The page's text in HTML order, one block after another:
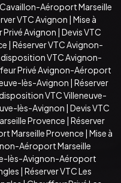
Aéroport Marseille
VTC Avignon | Mise à
Avignon | Devis VTC
| Réserver VTC Avignon-
disposition VTC Avignon-
Privé Avignon-Aéroport
lès-Avignon | Réserver
VTC Villeneuve-
lès-Avignon | Devis VTC
Provence | Réserver
Marseille Provence | Mise à
Aéroport Marseille
lès-Avignon-Aéroport
| Réserver VTC Les